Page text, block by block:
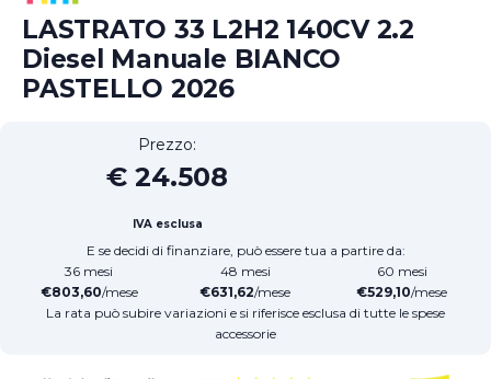
LASTRATO 33 L2H2 140CV 2.2
Diesel Manuale BIANCO
PASTELLO 2026
Prezzo:
€ 24.508
IVA esclusa
E se decidi di finanziare, può essere tua a partire da:
36 mesi
€803,60/mese
48 mesi
€631,62/mese
60 mesi
€529,10/mese
La rata può subire variazioni e si riferisce esclusa di tutte le spese
accessorie